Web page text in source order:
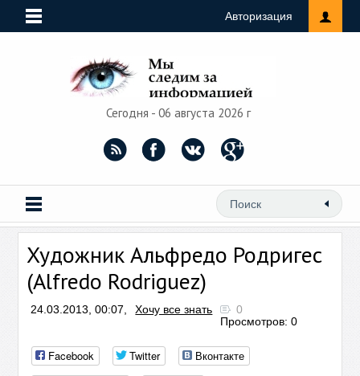
Авторизация
Сегодня - 06 августа 2026 г
Художник Альфредо Родригес
(Alfredo Rodriguez)
24.03.2013, 00:07, Хочу все знать
0
Просмотров: 0
Facebook Twitter
Вконтакте